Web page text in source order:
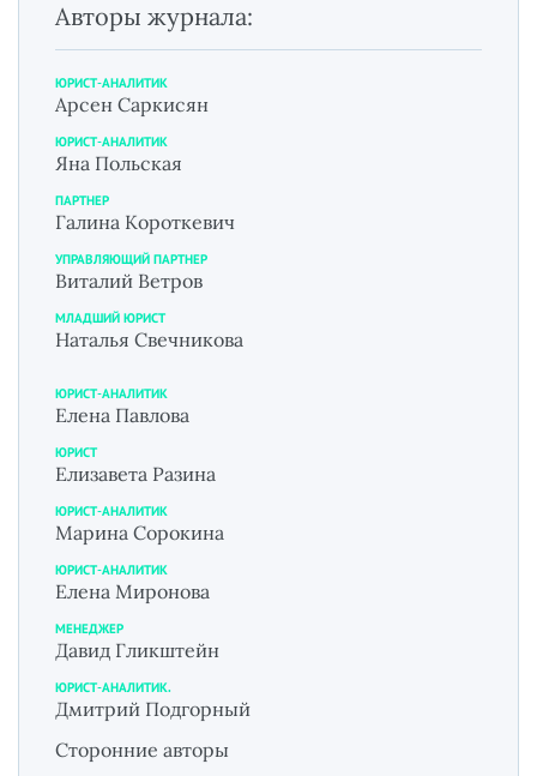
Авторы журнала:
ЮРИСТ-АНАЛИТИК
Арсен Саркисян
ЮРИСТ-АНАЛИТИК
Яна Польская
ПАРТНЕР
Галина Короткевич
УПРАВЛЯЮЩИЙ ПАРТНЕР
Виталий Ветров
МЛАДШИЙ ЮРИСТ
Наталья Свечникова
ЮРИСТ-АНАЛИТИК
Елена Павлова
ЮРИСТ
Елизавета Разина
ЮРИСТ-АНАЛИТИК
Марина Сорокина
ЮРИСТ-АНАЛИТИК
Елена Миронова
МЕНЕДЖЕР
Давид Гликштейн
ЮРИСТ-АНАЛИТИК.
Дмитрий Подгорный
Сторонние авторы